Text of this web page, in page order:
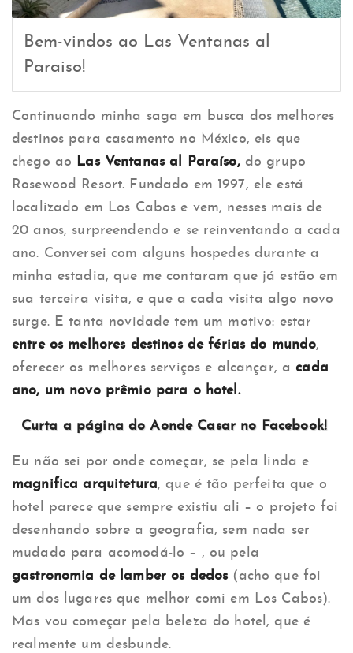
Bem-vindos ao Las Ventanas al
Paraiso!
Continuando minha saga em busca dos melhores
destinos para casamento no México, eis que
chego ao Las Ventanas al Paraíso, do grupo
Rosewood Resort. Fundado em 1997, ele está
localizado em Los Cabos e vem, nesses mais de
20 anos, surpreendendo e se reinventando a cada
ano. Conversei com alguns hospedes durante a
minha estadia, que me contaram que já estão em
sua terceira visita, e que a cada visita algo novo
surge. E tanta novidade tem um motivo: estar
entre os melhores destinos de férias do mundo,
oferecer os melhores serviços e alcançar, acada
ano, um novo prêmio para o hotel.
Curta a página do Aonde Casar no Facebook!
Eu não sei por onde começar, se pela linda e
magnifica arquitetura, que é tão perfeita que o
hotel parece que sempre existiu ali – o projeto foi
desenhando sobre a geografia, sem nada ser
mudado para acomodá-lo – , ou pela
gastronomia de lamber os dedos(acho que foi
um dos lugares que melhor comi em Los Cabos).
Mas vou começar pela beleza do hotel, que é
realmente um desbunde.